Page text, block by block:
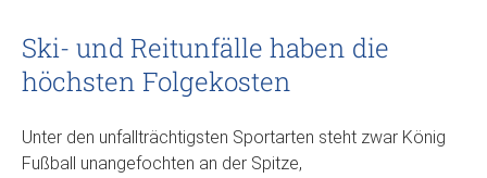
Ski- und Reitunfälle haben die
höchsten Folgekosten
Unter den unfallträchtigsten Sportarten steht zwar König
Fußball unangefochten an der Spitze,